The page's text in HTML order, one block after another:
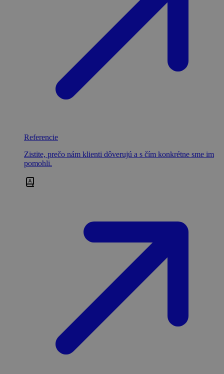
Referencie
Zistite, prečo nám klienti dôverujú a s čím konkrétne sme im
pomohli.